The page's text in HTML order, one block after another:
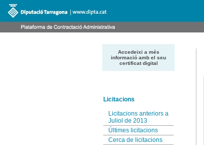
Accedeixi a més
informació amb el seu
certificat digital
Licitacions
Licitacions anteriors a
Juliol de 2013
Últimes licitacions
Cerca de licitacions